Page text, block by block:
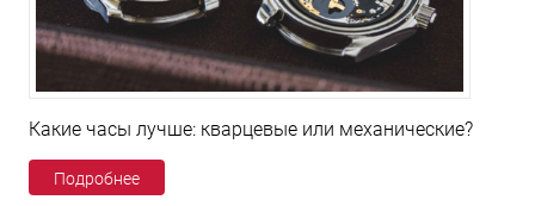
Какие часы лучше: кварцевые или механические?
Подробнее